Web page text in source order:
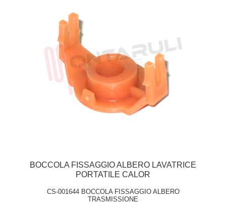
BOCCOLA FISSAGGIO ALBERO LAVATRICE
PORTATILE CALOR
CS-001644 BOCCOLA FISSAGGIO ALBERO
TRASMISSIONE